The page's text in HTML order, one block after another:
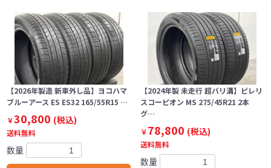
【2026年製造 新車外し品】ヨコハマ
ブルーアース ES ES32 165/55R15 …
￥30,800 (税込)
送料無料
数量
【2024年製 未走行 超バリ溝】ピレリ
スコーピオン MS 275/45R21 2本
グ…
￥78,800 (税込)
送料無料
数量